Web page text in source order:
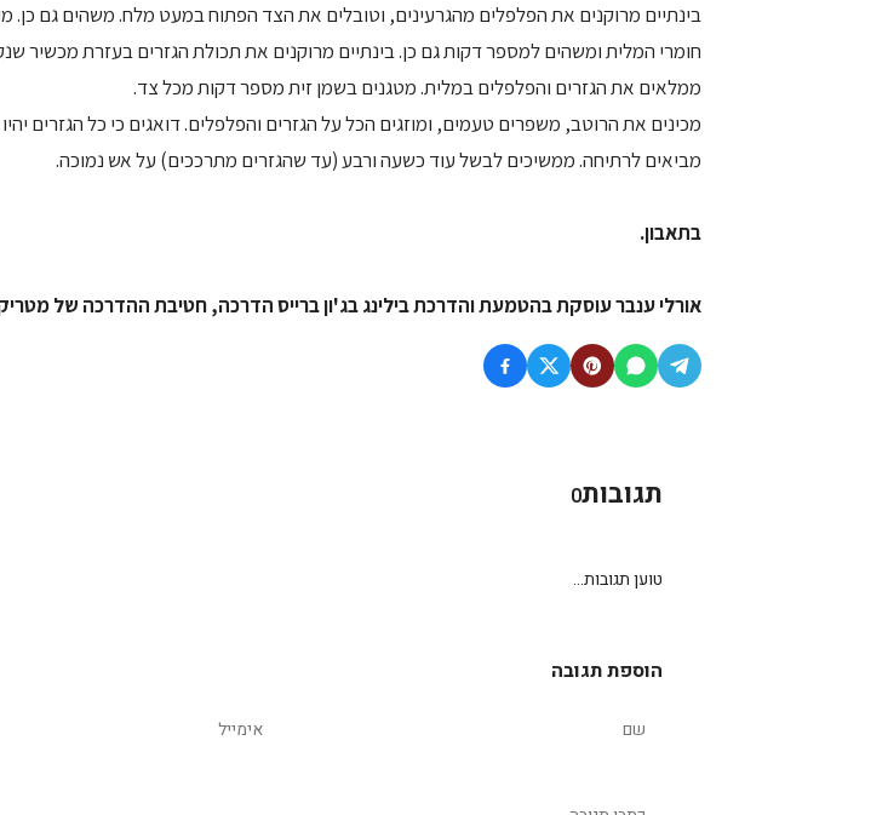
בינתיים מרוקנים את הפלפלים מהגרעינים, וטובלים את הצד הפתוח במעט מלח. משהים גם כן.
חומרי המלית ומשהים למספר דקות גם כן. בינתיים מרוקנים את תכולת הגזרים בעזרת מכשיר
ממלאים את הגזרים והפלפלים במלית. מטגנים בשמן זית מספר דקות מכל צד.
מכינים את הרוטב, משפרים טעמים, ומוזגים הכל על הגזרים והפלפלים. דואגים כי כל הגזרים
מביאים לרתיחה. ממשיכים לבשל עוד כשעה ורבע (עד שהגזרים מתרככים) על אש נמוכה.
בתאבון.
אורלי ענבר עוסקת בהטמעת והדרכת בילינג בג'ון ברייס הדרכה, חטיבת ההדרכה של
תגובות0
טוען תגובות...
הוספת תגובה